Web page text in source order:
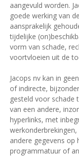
aangevuld worden.
goede werking van
aansprakelijk
tijdelijke
vorm van schade,
voortvloeien uit de
Jacops nv kan in
of indirecte,
gesteld voor schade
van een andere,
hyperlinks, met
andere gegevens
programmatuur of